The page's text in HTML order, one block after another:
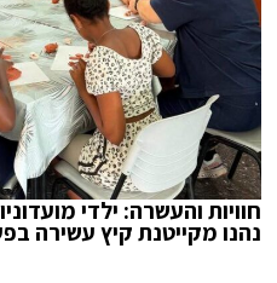
חוויות והעשרה: ילדי
נהנו מקייטנת קיץ עשירה